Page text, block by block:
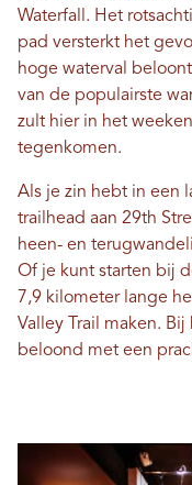
Waterfall. Het
pad versterkt het
hoge waterval
van de populairste
zult hier in het
tegenkomen.
Als je zin hebt in een
trailhead aan 29th
heen- en
Of je kunt starten bij
7,9 kilometer lange
Valley Trail maken.
beloond met een